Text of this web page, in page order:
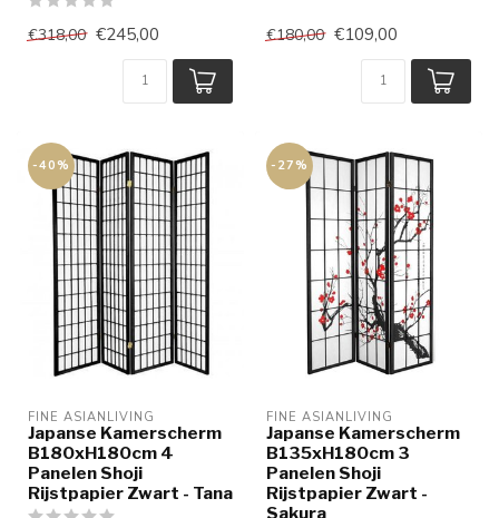
€318,00 €245,00 €180,00 €109,00
-40%
FINE ASIANLIVING
Japanse Kamerscherm
B180xH180cm 4
Panelen Shoji
Rijstpapier Zwart - Tana
-27%
FINE ASIANLIVING
Japanse Kamerscherm
B135xH180cm 3
Panelen Shoji
Rijstpapier Zwart -
Sakura